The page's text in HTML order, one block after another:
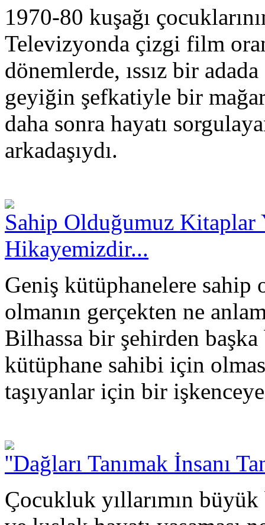
1970-80 kuşağı
Televizyonda çizgi film
dönemlerde, ıssız bir
geyiğin şefkatiyle bir
daha sonra hayatı
arkadaşıydı.
Sahip Olduğumuz Kitaplar
Hikayemizdir...
Geniş kütüphanelere sahip
olmanın gerçekten ne
Bilhassa bir şehirden
kütüphane sahibi için
taşıyanlar için bir
''Dağları Tanımak İnsanı
Çocukluk yıllarımın